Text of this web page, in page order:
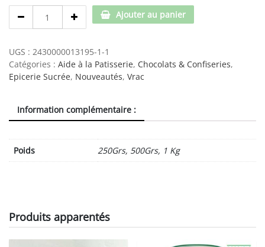
Pur
Bio
Non
Saldac
quantity
Ajouter au panier
UGS : 2430000013195-1-1
Catégories : Aide à la Patisserie, Chocolats & Confiseries,
Epicerie Sucrée, Nouveautés, Vrac
Information complémentaire :
Poids 250Grs, 500Grs, 1 Kg
Produits apparentés